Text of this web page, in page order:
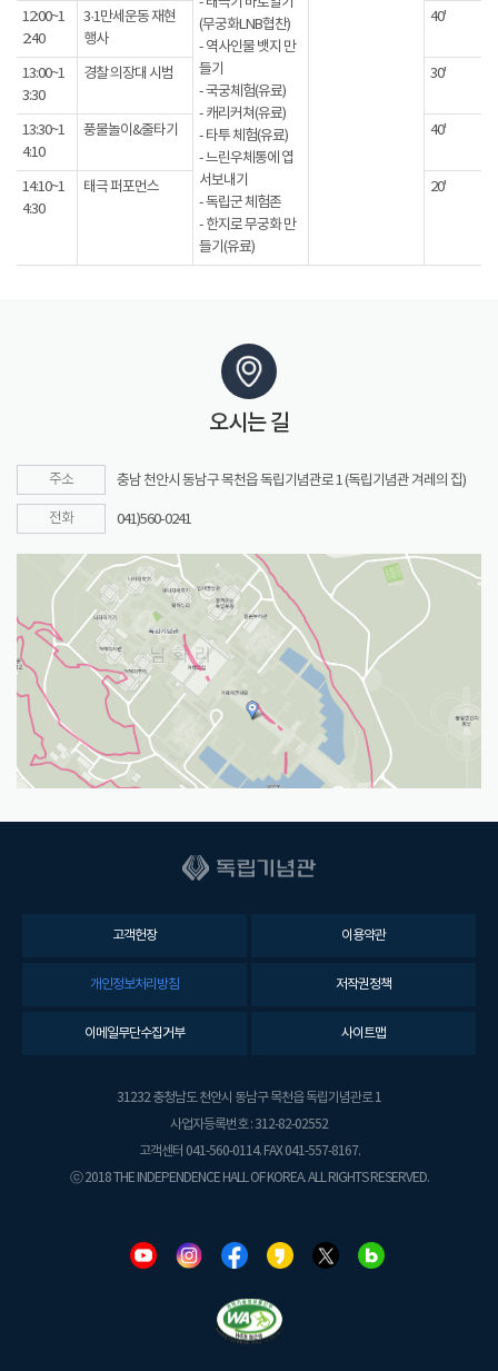
(무궁화LNB협찬)
- 역사인물 뱃지 만
들기
- 국궁체험(유료)
- 캐리커쳐(유료)
- 타투 체험(유료)
- 느린우체통에 엽
서보내기
- 독립군 체험존
- 한지로 무궁화 만
들기(유료)
12:00~1
2:40
3·1만세운동 재현
행사
40'
13:00~1
3:30
경찰 의장대 시범 30'
13:30~1
4:10
풍물놀이&줄타기 40'
14:10~1
4:30
태극 퍼포먼스 20'
오시는 길
주소 충남 천안시 동남구 목천읍 독립기념관로 1 (독립기념관 겨레의 집)
전화 041)560-0241
고객헌장 이용약관
개인정보처리방침 저작권정책
이메일무단수집거부 사이트맵
31232 충청남도 천안시 동남구 목천읍 독립기념관로 1
사업자등록번호 : 312-82-02552
고객센터 041-560-0114. FAX 041-557-8167.
ⓒ 2018 THE INDEPENDENCE HALL OF KOREA. ALL RIGHTS RESERVED.